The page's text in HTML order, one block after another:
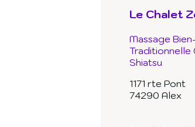
Le Chalet
Massage
Traditionnelle
Shiatsu
1171 rte Pont
74290 Alex